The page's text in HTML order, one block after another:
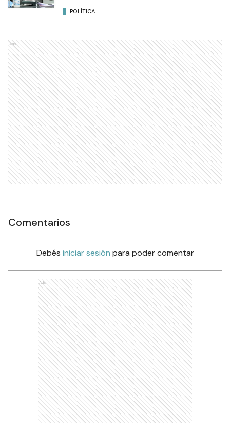
POLÍTICA
Ads
Comentarios
Debés iniciar sesión para poder comentar
Ads